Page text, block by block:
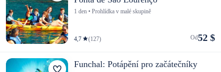
1 den • Prohlídka v malé skupině
4,7 (127) Od52 $
Funchal: Potápění pro začátečníky